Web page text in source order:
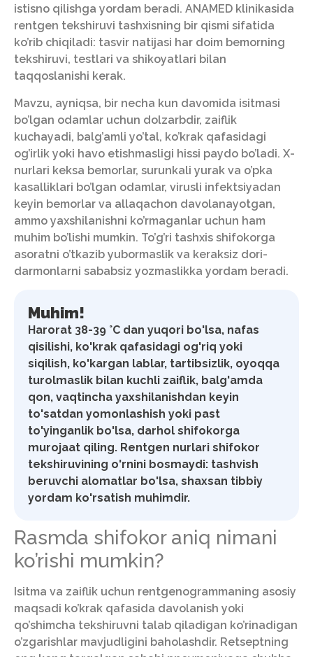
istisno qilishga yordam beradi. ANAMED klinikasida
rentgen tekshiruvi tashxisning bir qismi sifatida
ko’rib chiqiladi: tasvir natijasi har doim bemorning
tekshiruvi, testlari va shikoyatlari bilan
taqqoslanishi kerak.
Mavzu, ayniqsa, bir necha kun davomida isitmasi
bo’lgan odamlar uchun dolzarbdir, zaiflik
kuchayadi, balg’amli yo’tal, ko’krak qafasidagi
og’irlik yoki havo etishmasligi hissi paydo bo’ladi. X-
nurlari keksa bemorlar, surunkali yurak va o’pka
kasalliklari bo’lgan odamlar, virusli infektsiyadan
keyin bemorlar va allaqachon davolanayotgan,
ammo yaxshilanishni ko’rmaganlar uchun ham
muhim bo’lishi mumkin. To’g’ri tashxis shifokorga
asoratni o’tkazib yubormaslik va keraksiz dori-
darmonlarni sababsiz yozmaslikka yordam beradi.
Muhim!
Harorat 38-39 °C dan yuqori bo'lsa, nafas
qisilishi, ko'krak qafasidagi og'riq yoki
siqilish, ko'kargan lablar, tartibsizlik, oyoqqa
turolmaslik bilan kuchli zaiflik, balg'amda
qon, vaqtincha yaxshilanishdan keyin
to'satdan yomonlashish yoki past
to'yinganlik bo'lsa, darhol shifokorga
murojaat qiling. Rentgen nurlari shifokor
tekshiruvining o'rnini bosmaydi: tashvish
beruvchi alomatlar bo'lsa, shaxsan tibbiy
yordam ko'rsatish muhimdir.
Rasmda shifokor aniq nimani
ko’rishi mumkin?
Isitma va zaiflik uchun rentgenogrammaning asosiy
maqsadi ko’krak qafasida davolanish yoki
qo’shimcha tekshiruvni talab qiladigan ko’rinadigan
o’zgarishlar mavjudligini baholashdir. Retseptning